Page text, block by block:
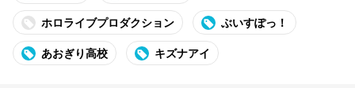
ホロライブプロダクション ぶいすぽっ！
あおぎり高校 キズナアイ